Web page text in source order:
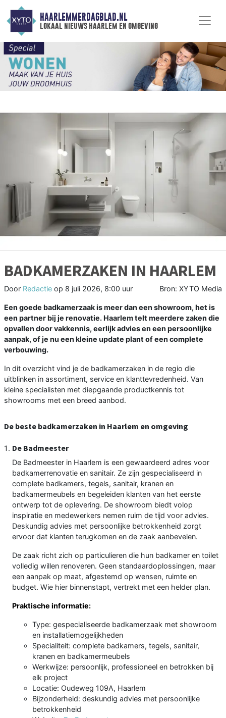
HAARLEMMERDAGBLAD.NL
lokaal nieuws haarlem en omgeving
BADKAMERZAKEN IN HAARLEM
Door Redactie op 8 juli 2026, 8:00 uur Bron: XYTO Media
Een goede badkamerzaak is meer dan een showroom, het is
een partner bij je renovatie. Haarlem telt meerdere zaken die
opvallen door vakkennis, eerlijk advies en een persoonlijke
aanpak, of je nu een kleine update plant of een complete
verbouwing.
In dit overzicht vind je de badkamerzaken in de regio die
uitblinken in assortiment, service en klanttevredenheid. Van
kleine specialisten met diepgaande productkennis tot
showrooms met een breed aanbod.
De beste badkamerzaken in Haarlem en omgeving
De Badmeester
De Badmeester in Haarlem is een gewaardeerd adres voor
badkamerrenovatie en sanitair. Ze zijn gespecialiseerd in
complete badkamers, tegels, sanitair, kranen en
badkamermeubels en begeleiden klanten van het eerste
ontwerp tot de oplevering. De showroom biedt volop
inspiratie en medewerkers nemen ruim de tijd voor advies.
Deskundig advies met persoonlijke betrokkenheid zorgt
ervoor dat klanten terugkomen en de zaak aanbevelen.
De zaak richt zich op particulieren die hun badkamer en toilet
volledig willen renoveren. Geen standaardoplossingen, maar
een aanpak op maat, afgestemd op wensen, ruimte en
budget. Wie hier binnenstapt, vertrekt met een helder plan.
Praktische informatie:
Type: gespecialiseerde badkamerzaak met showroom
en installatiemogelijkheden
Specialiteit: complete badkamers, tegels, sanitair,
kranen en badkamermeubels
Werkwijze: persoonlijk, professioneel en betrokken bij
elk project
Locatie: Oudeweg 109A, Haarlem
Bijzonderheid: deskundig advies met persoonlijke
betrokkenheid